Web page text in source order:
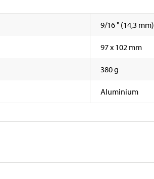
9/16 " (14,3 mm)
97 x 102 mm
380 g
Aluminium